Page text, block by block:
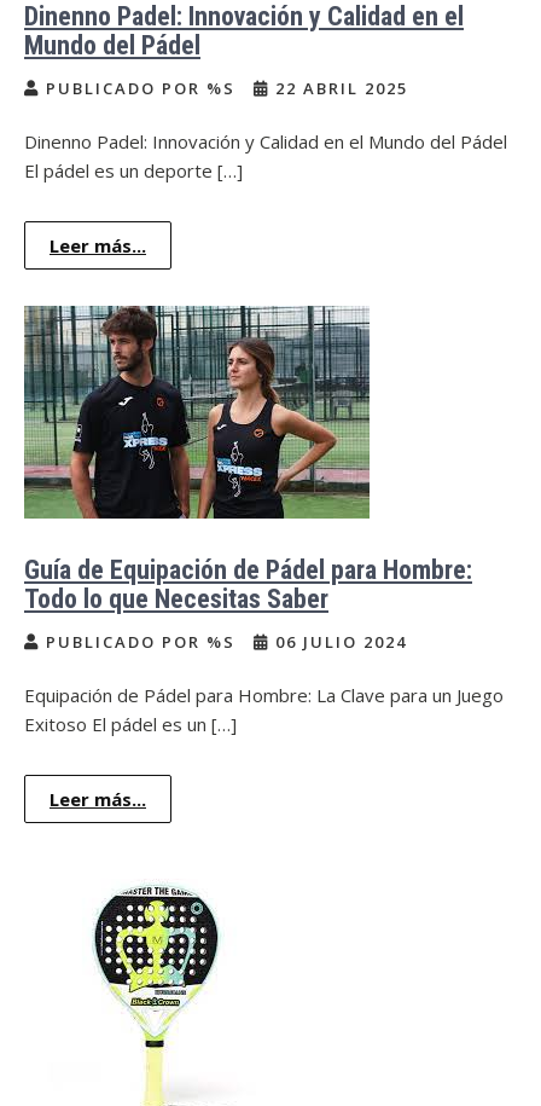
Dinenno Padel: Innovación y Calidad en el
Mundo del Pádel
PUBLICADO POR %S 22 ABRIL 2025
Dinenno Padel: Innovación y Calidad en el Mundo del Pádel
El pádel es un deporte […]
Leer más...
Guía de Equipación de Pádel para Hombre:
Todo lo que Necesitas Saber
PUBLICADO POR %S 06 JULIO 2024
Equipación de Pádel para Hombre: La Clave para un Juego
Exitoso El pádel es un […]
Leer más...